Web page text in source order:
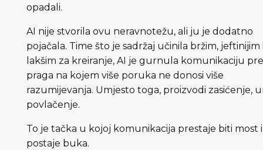
opadali.
AI nije stvorila ovu neravnotežu, ali ju je dodatno
pojačala. Time što je sadržaj učinila bržim, jeftinijim
lakšim za kreiranje, AI je gurnula komunikaciju
praga na kojem više poruka ne donosi više
razumijevanja. Umjesto toga, proizvodi zasićenje,
povlačenje.
To je tačka u kojoj komunikacija prestaje biti most i
postaje buka.